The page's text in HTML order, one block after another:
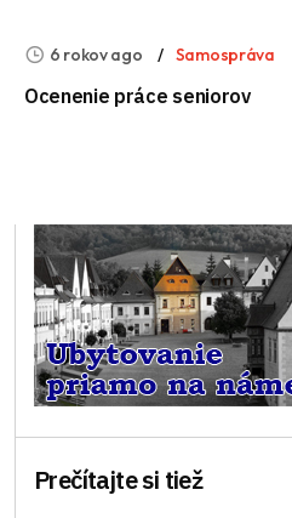
6 rokov ago Samospráva
Ocenenie práce seniorov
Prečítajte si tiež